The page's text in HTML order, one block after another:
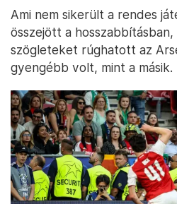
Ami nem sikerült a rendes
összejött a
szögleteket rúghatott az
gyengébb volt, mint a másik.